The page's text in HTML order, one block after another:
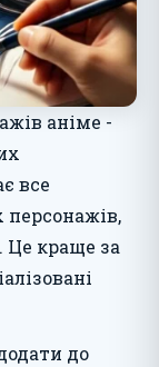
аніме -
все
персонажів,
краще за
до